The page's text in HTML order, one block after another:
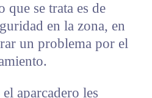
que se trata es de
en la zona, en
un problema por el
aparcadero les